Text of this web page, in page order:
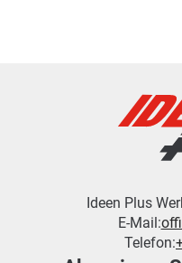
Ideen Plus
E-Mail:
Telefon: